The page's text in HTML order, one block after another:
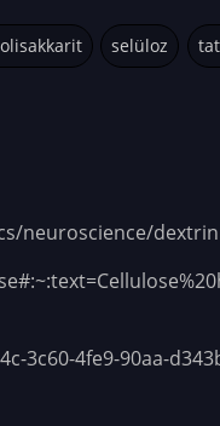
selüloz
neuroscience/dextrin
3c60-4fe9-90aa-